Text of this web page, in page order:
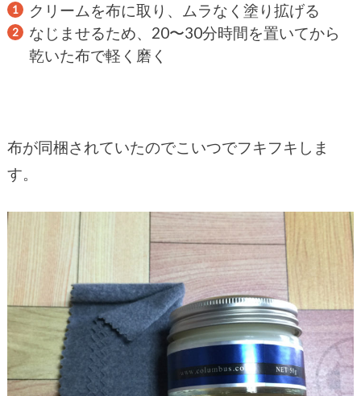
クリームを布に取り、ムラなく塗り拡げる
なじませるため、20〜30分時間を置いてから
乾いた布で軽く磨く
布が同梱されていたのでこいつでフキフキしま
す。